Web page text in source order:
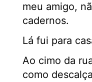
meu amigo,
cadernos.
Lá fui para
Ao cimo da
como